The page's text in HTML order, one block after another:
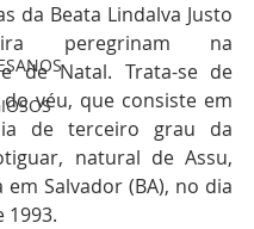
da Beata Lindalva Justo
peregrinam na
de Natal. Trata-se de
véu, que consiste em
de terceiro grau da
natural de Assu,
em Salvador (BA), no dia
1993.